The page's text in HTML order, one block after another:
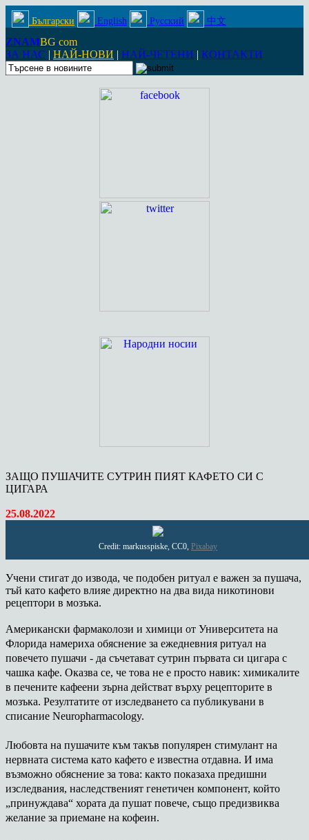
Български English Русский 中文
ZNAMBG.com
ЗА НАС | НАЙ-НОВИ | НАЙ-ЧЕТЕНИ | КОНТАКТИ
ЗАЩО ПУШАЧИТЕ СУТРИН ПИЯТ КАФЕТО СИ С
ЦИГАРА
25.08.2022
Credit: markusspiske, CC0, Pixabay
Учени стигат до извода, че подобен ритуал е важен за пушача,
тъй като кафето влияе директно на два вида никотинови
рецептори в мозъка.
Американски фармаколози и химици от Университета на
Флорида намериха обяснение за ежедневния ритуал на
повечето пушачи - да съчетават сутрин първата си цигара с
чашка кафе. Оказва се, че това не е просто навик: химикалите
в печените кафеени зърна действат върху рецепторите в
мозъка. Резултатите от изследването са публикувани в
списание Neuropharmacology.
Любовта на пушачите към такъв популярен стимулант на
нервната система като кафето е известна отдавна. И има
възможно обяснение за това: както показаха предишни
изследвания, наследственият генетичен компонент, който
„принуждава“ хората да пушат повече, също предизвиква
желание за приемане на кофеин.